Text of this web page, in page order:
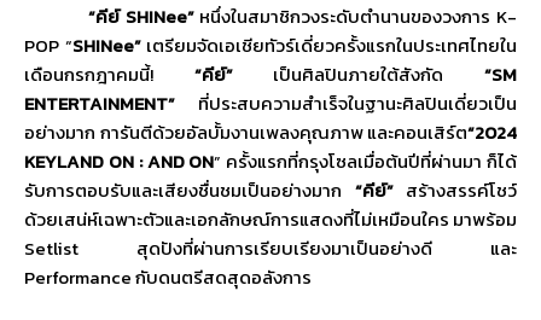
“คีย์SHINee” หนึ่งในสมาชิกวงระดับตำนานของวงการ K-
POP “SHINee” เตรียมจัดเอเชียทัวร์เดี่ยวครั้งแรกในประเทศไทยใน
เดือนกรกฎาคมนี้! “คีย์” เป็นศิลปินภายใต้สังกัด“SM
ENTERTAINMENT”
ที่ประสบความสำเร็จในฐานะศิลปินเดี่ยวเป็น
อย่างมาก การันตีด้วยอัลบั้มงานเพลงคุณภาพ และคอนเสิร์ต“2024
KEYLAND ON : AND ON” ครั้งแรกที่กรุงโซลเมื่อต้นปีที่ผ่านมา ก็ได้
รับการตอบรับและเสียงชื่นชมเป็นอย่างมาก “คีย์” สร้างสรรค์โชว์
ด้วยเสน่ห์เฉพาะตัวและเอกลักษณ์การแสดงที่ไม่เหมือนใคร มาพร้อม
Setlist สุดปังที่ผ่านการเรียบเรียงมาเป็นอย่างดี และ
Performanceกับดนตรีสดสุดอลังการ